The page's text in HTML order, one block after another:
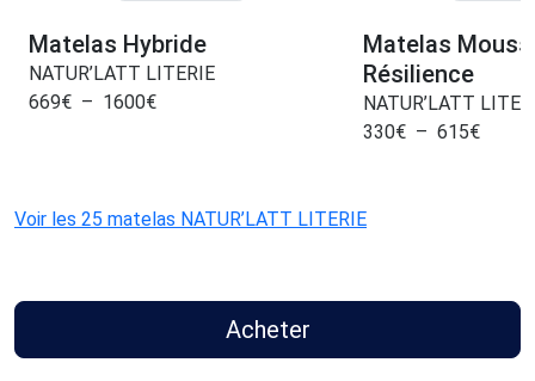
Matelas Hybride
NATUR’LATT LITERIE
669€ – 1600€
Matelas
Résilience
NATUR’LATT
330€ – 615€
Voir les 25 matelas NATUR’LATT LITERIE
Acheter